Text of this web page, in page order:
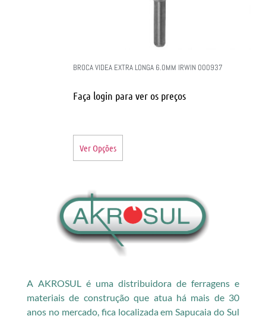
BROCA VIDEA EXTRA LONGA 6.0MM IRWIN 000937
Faça login para ver os preços
Ver Opções
A AKROSUL é uma distribuidora de ferragens e
materiais de construção que atua há mais de 30
anos no mercado, fica localizada em Sapucaia do Sul